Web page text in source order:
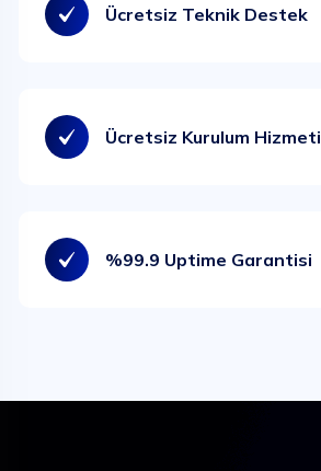
Ücretsiz Teknik Destek
Ücretsiz Kurulum Hizmeti
%99.9 Uptime Garantisi